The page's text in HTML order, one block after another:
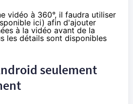
vidéo à 360°, il faudra utiliser
ici) afin d'ajouter
à la vidéo avant de la
les détails sont disponibles
seulement